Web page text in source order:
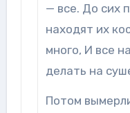
— все. До сих
находят их
много, И все
делать на
Потом вымерли мамонты. Говорили